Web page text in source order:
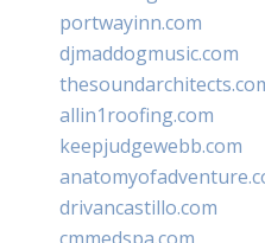
portwayinn.com
djmaddogmusic.com
allin1roofing.com
keepjudgewebb.com
drivancastillo.com